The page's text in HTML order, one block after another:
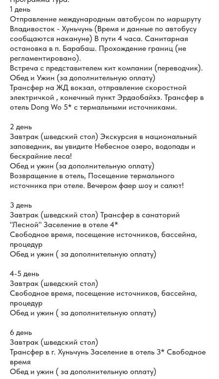
1 день
Отправление международным автобусом по маршруту
Владивосток - Хуньчунь (Время и данные по автобусу
сообщаются накануне) В пути 4 часа. Санитарная
остановка в п. Барабаш. Прохождение границ (не
регламентировано).
Встреча с представителем кит компании (переводчик).
Обед и Ужин (за дополнительную оплату)
Трансфер на ЖД вокзал, отправление скоростной
электричкой , конечный пункт Эрдаобайхэ. Трансфер в
отель Dong Wo 5* с термальными источниками.
2 день
Завтрак (шведский стол) Экскурсия в национальный
заповедник, вы увидите Небесное озеро, водопады и
бескрайние леса!
Обед и ужин (за дополнительную оплату)
Возвращение в отель, Посещение термального
источника при отеле. Вечером фаер шоу и салют!
3 день
Завтрак (шведский стол) Трансфер в санаторий
"Лесной" Заселение в отеле 4*
Свободное время, посещение источников, бассейна,
процедур
Обед и ужин ( за дополнительную оплату)
4-5 день
Завтрак (шведский стол)
Свободное время, посещение источников, бассейна,
процедур
Обед и ужин ( за дополнительную оплату)
6 день
Завтрак (шведский стол)
Трансфер в г. Хуньчунь Заселение в отель 3* Свободное
время
Обед и ужин ( за дополнительную оплату)